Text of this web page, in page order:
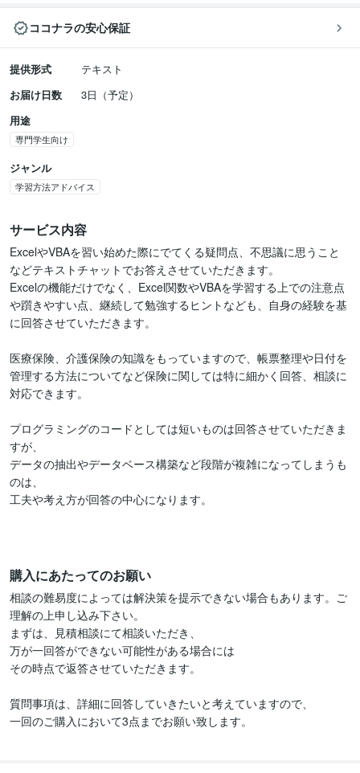
ココナラの安心保証
提供形式
テキスト
お届け日数
3日（予定）
用途
専門学生向け
ジャンル
学習方法アドバイス
サービス内容
ExcelやVBAを習い始めた際にでてくる疑問点、不思議に思うこと
などテキストチャットでお答えさせていただきます。
Excelの機能だけでなく、Excel関数やVBAを学習する上での注意点
や躓きやすい点、継続して勉強するヒントなども、自身の経験を基
に回答させていただきます。
医療保険、介護保険の知識をもっていますので、帳票整理や日付を
管理する方法についてなど保険に関しては特に細かく回答、相談に
対応できます。
プログラミングのコードとしては短いものは回答させていただきま
すが、
データの抽出やデータベース構築など段階が複雑になってしまうも
のは、
工夫や考え方が回答の中心になります。
購入にあたってのお願い
相談の難易度によっては解決策を提示できない場合もあります。ご
理解の上申し込み下さい。
まずは、見積相談にて相談いただき、
万が一回答ができない可能性がある場合には
その時点で返答させていただきます。
質問事項は、詳細に回答していきたいと考えていますので、
一回のご購入において3点までお願い致します。